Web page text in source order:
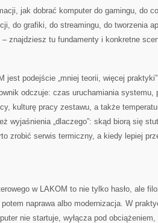
jak dobrać komputer do gamingu, do
do grafiki, do streamingu, do tworzenia
znajdziesz tu fundamenty i konkretne
jest podejście „mniej teorii, więcej
odczuje: czas uruchamiania systemu,
kulturę pracy zestawu, a także
wyjaśnienia „dlaczego”: skąd biorą się
zrobić serwis termiczny, a kiedy lepiej
w LAKOM to nie tylko hasło, ale
naprawa albo modernizacja. W
nie startuje, wyłącza pod obciążeniem,